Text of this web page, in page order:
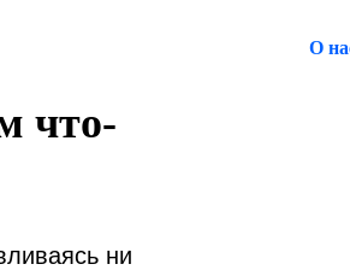
О
что-
ни